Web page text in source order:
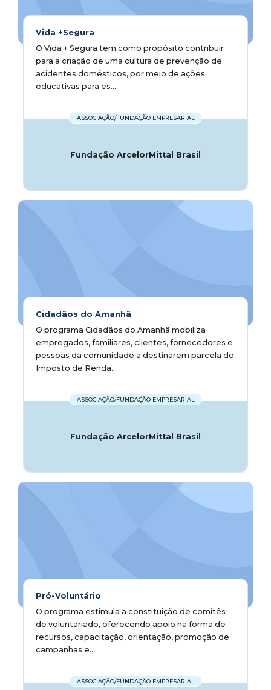
Vida +Segura
O Vida + Segura tem como propósito contribuir
para a criação de uma cultura de prevenção de
acidentes domésticos, por meio de ações
educativas para es...
ASSOCIAÇÃO/FUNDAÇÃO EMPRESARIAL
Fundação ArcelorMittal Brasil
Cidadãos do Amanhã
O programa Cidadãos do Amanhã mobiliza
empregados, familiares, clientes, fornecedores e
pessoas da comunidade a destinarem parcela do
Imposto de Renda...
ASSOCIAÇÃO/FUNDAÇÃO EMPRESARIAL
Fundação ArcelorMittal Brasil
Pró-Voluntário
O programa estimula a constituição de comitês
de voluntariado, oferecendo apoio na forma de
recursos, capacitação, orientação, promoção de
campanhas e...
ASSOCIAÇÃO/FUNDAÇÃO EMPRESARIAL